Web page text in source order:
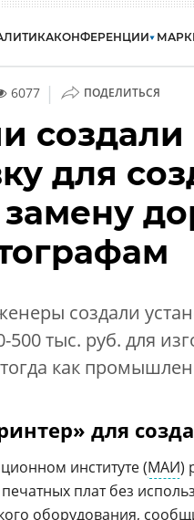
КОНФЕРЕНЦИИ
6077 | ПОДЕЛИТЬСЯ
для
замену
создали
500 тыс. руб. для
как
для
институте (МАИ)
плат без
оборудования,